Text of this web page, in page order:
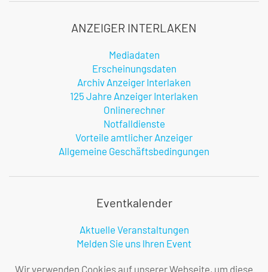
ANZEIGER INTERLAKEN
Mediadaten
Erscheinungsdaten
Archiv Anzeiger Interlaken
125 Jahre Anzeiger Interlaken
Onlinerechner
Notfalldienste
Vorteile amtlicher Anzeiger
Allgemeine Geschäftsbedingungen
Eventkalender
Aktuelle Veranstaltungen
Melden Sie uns Ihren Event
Wir verwenden Cookies auf unserer Webseite, um diese